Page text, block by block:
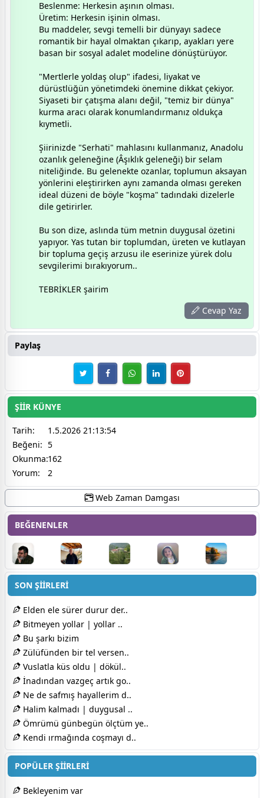
​Beslenme: Herkesin aşının olması.
​Üretim: Herkesin işinin olması.
Bu maddeler, sevgi temelli bir dünyayı sadece
romantik bir hayal olmaktan çıkarıp, ayakları yere
basan bir sosyal adalet modeline dönüştürüyor.
​"Mertlerle yoldaş olup" ifadesi, liyakat ve
dürüstlüğün yönetimdeki önemine dikkat çekiyor.
Siyaseti bir çatışma alanı değil, "temiz bir dünya"
kurma aracı olarak konumlandırmanız oldukça
kıymetli.
​Şiirinizde "Serhati" mahlasını kullanmanız, Anadolu
ozanlık geleneğine (Âşıklık geleneği) bir selam
niteliğinde. Bu gelenekte ozanlar, toplumun aksayan
yönlerini eleştirirken aynı zamanda olması gereken
ideal düzeni de böyle "koşma" tadındaki dizelerle
dile getirirler.
Bu son dize, aslında tüm metnin duygusal özetini
yapıyor. Yas tutan bir toplumdan, üreten ve kutlayan
bir topluma geçiş arzusu ile eserinize yürek dolu
sevgilerimi bırakıyorum..
TEBRİKLER şairim
Cevap Yaz
Paylaş
ŞİİR KÜNYE
Tarih:
1.5.2026 21:13:54
Beğeni: 5
Okunma:162
Yorum:
2
Web Zaman Damgası
BEĞENENLER
SON ŞİİRLERİ
Elden ele sürer durur der..
Bitmeyen yollar | yollar ..
Bu şarkı bizim
Zülüfünden bir tel versen..
Vuslatla küs oldu | dökül..
İnadından vazgeç artık go..
Ne de safmış hayallerim d..
Halim kalmadı | duygusal ..
Ömrümü günbegün ölçtüm ye..
Kendi ırmağında coşmayı d..
POPÜLER ŞİİRLERİ
Bekleyenim var